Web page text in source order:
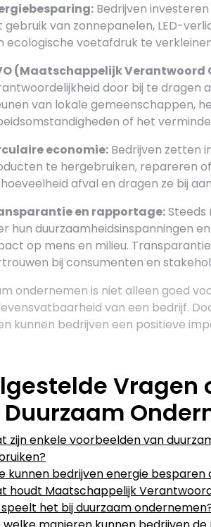
Bedrijven
gebruik van zonnepanelen, LED-
ecologische voetafdruk te
(Maatschappelijk Verantwoord
door bij te dragen
van lokale gemeenschappen,
of het
economie: Bedrijven zetten
te hergebruiken, repareren
afval en dragen ze bij
en rapportage:Steeds
hun duurzaamheidsinspanningen
op mens en milieu.
bij consumenten en
ondernemen is niet alleen goed
van een bedrijf.
kunnen bedrijven een positieve
Vragen
zijn enkele voorbeelden van
kunnen bedrijven energie
houdt Maatschappelijk
het bij duurzaam